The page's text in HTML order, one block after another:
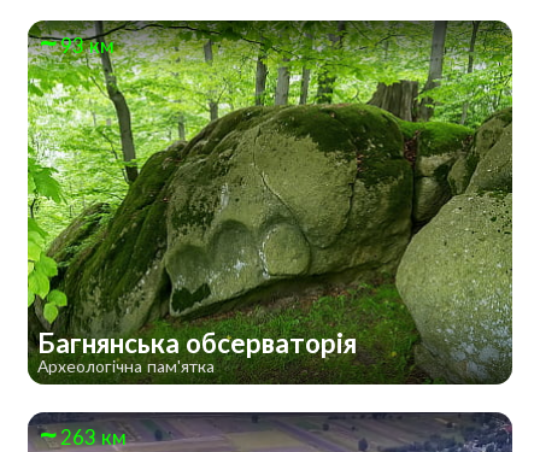
93 км
Багнянська обсерваторія
Археологічна пам'ятка
263 км